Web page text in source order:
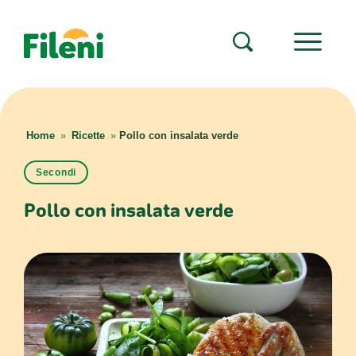
Home » Ricette » Pollo con insalata verde
Secondi
Pollo con insalata verde